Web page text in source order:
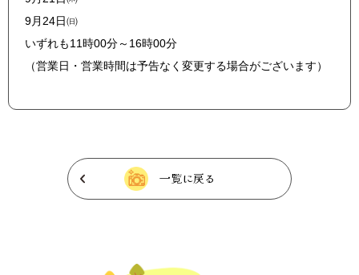
9月24日㈰
いずれも11時00分～16時00分
（営業日・営業時間は予告なく変更する場合がございます）
一覧に戻る